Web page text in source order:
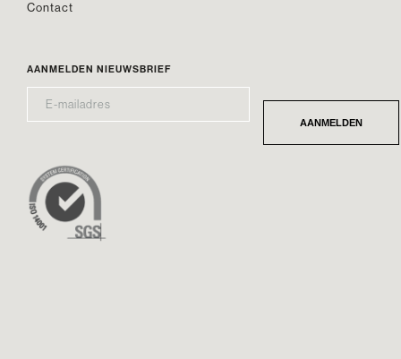
Contact
AANMELDEN NIEUWSBRIEF
MAILADRES* AANMELDEN